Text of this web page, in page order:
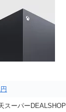
スーパーDEALSHOP